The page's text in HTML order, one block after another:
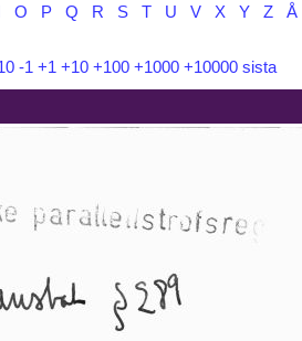
O P Q R S T U V X Y Z Å
-1 +1 +10 +100 +1000 +10000 sista